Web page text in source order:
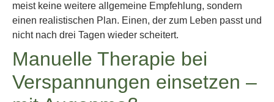
meist keine weitere allgemeine Empfehlung, sondern
einen realistischen Plan. Einen, der zum Leben passt und
nicht nach drei Tagen wieder scheitert.
Manuelle Therapie bei
Verspannungen einsetzen –